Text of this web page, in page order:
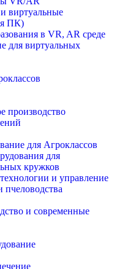
виртуальные
ПК)
в VR, AR среде
для виртуальных
производство
для Агроклассов
для
кружков
и управление
и современные